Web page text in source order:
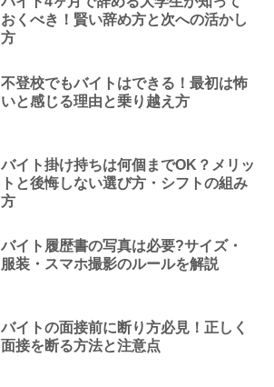
おくべき！賢い辞め方と次への活かし
方
不登校でもバイトはできる！最初は怖
いと感じる理由と乗り越え方
バイト掛け持ちは何個までOK？メリッ
トと後悔しない選び方・シフトの組み
方
バイト履歴書の写真は必要?サイズ・
服装・スマホ撮影のルールを解説
バイトの面接前に断り方必見！正しく
面接を断る方法と注意点